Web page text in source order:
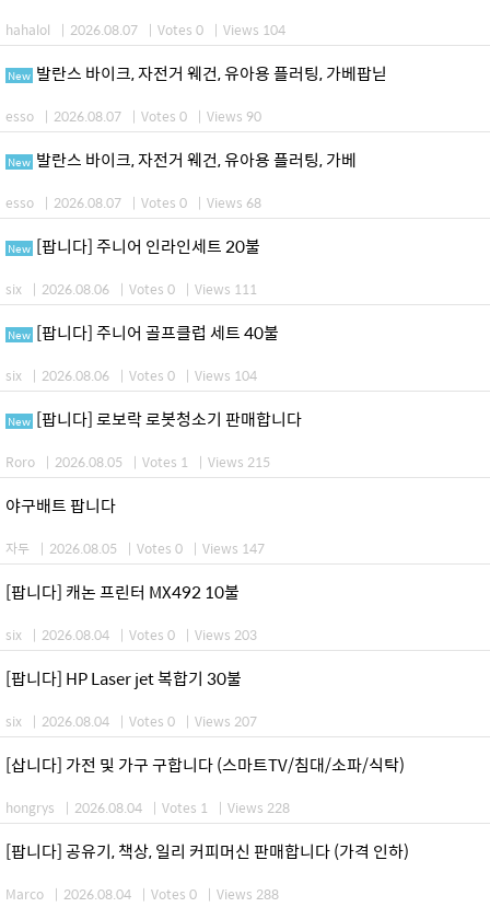
hahalol | 2026.08.07 | Votes 0 | Views 104
New 발란스 바이크, 자전거 웨건, 유아용 플러팅, 가베팝닏
esso | 2026.08.07 | Votes 0 | Views 90
New 발란스 바이크, 자전거 웨건, 유아용 플러팅, 가베
esso | 2026.08.07 | Votes 0 | Views 68
New [팝니다] 주니어 인라인세트 20불
six | 2026.08.06 | Votes 0 | Views 111
New [팝니다] 주니어 골프클럽 세트 40불
six | 2026.08.06 | Votes 0 | Views 104
New [팝니다] 로보락 로봇청소기 판매합니다
Roro | 2026.08.05 | Votes 1 | Views 215
야구배트 팝니다
자두 | 2026.08.05 | Votes 0 | Views 147
[팝니다] 캐논 프린터 MX492 10불
six | 2026.08.04 | Votes 0 | Views 203
[팝니다] HP Laser jet 복합기 30불
six | 2026.08.04 | Votes 0 | Views 207
[삽니다] 가전 및 가구 구합니다 (스마트TV/침대/소파/식탁)
hongrys | 2026.08.04 | Votes 1 | Views 228
[팝니다] 공유기, 책상, 일리 커피머신 판매합니다 (가격 인하)
Marco | 2026.08.04 | Votes 0 | Views 288